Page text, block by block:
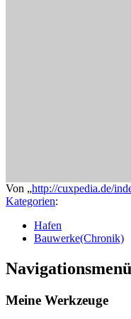
Von „http://cuxpedia.de/
Kategorien:
Hafen
Bauwerke(Chronik)
Navigationsmenü
Meine Werkzeuge